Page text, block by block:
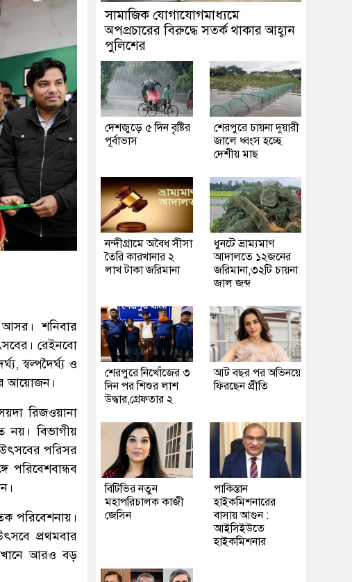
শনিবার
রেইনবো
স্বল্পদৈর্ঘ্য ও
আয়োজন।
রিজওয়ানা
নয়। বিভাগীয়
পরিসর
পরিবেশবান্ধব
পরিবেশনায়।
প্রথমবার
আরও বড়
সামাজিক যোগাযোগমাধ্যমে
অপপ্রচারের বিরুদ্ধে সতর্ক থাকার আহ্বান
পুলিশের
দেশজুড়ে ৫ দিন বৃষ্টির
পূর্বাভাস
শেরপুরে চায়না দুয়ারী
জালে ধ্বংস হচ্ছে
দেশীয় মাছ
নন্দীগ্রামে অবৈধ সীসা
তৈরি কারখানার ২
লাখ টাকা জরিমানা
ধুনটে ভ্রাম্যমাণ
আদালতে ১২জনের
জরিমানা,৩২টি চায়না
জাল জব্দ
শেরপুরে নিখোঁজের ৩
দিন পর শিশুর লাশ
উদ্ধার,গ্রেফতার ২
আট বছর পর অভিনয়ে
ফিরছেন প্রীতি
বিটিভির নতুন
মহাপরিচালক কাজী
জেসিন
পাকিস্তান
হাইকমিশনারের
বাসায় আগুন :
আইসিইউতে
হাইকমিশনার